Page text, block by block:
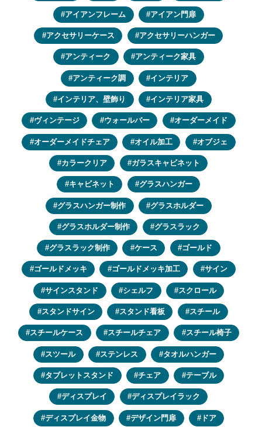
アイアンフレーム アイアン門扉
アクセサリーケース アクセサリーハンガー
アンティーク アンティーク家具
アンティーク調 インテリア
インテリア、壁飾り インテリア家具
ヴィンテージ ウォールバー オーダーメイド
オーダーメイドチェア オイル加工 オブジェ
カラークリア ガラスキャビネット
キャビネット グラスハンガー
グラスハンガー制作 グラスホルダー
グラスホルダー制作 グラスラック
グラスラック制作 ケース ゴールド
ゴールドメッキ ゴールドメッキ加工 サイン
サインスタンド シェルフ スクロール
スタンドサイン スタンド看板 スチール
スチールケース スチールチェア スチール椅子
スツール ステンレス タオルハンガー
タブレットスタンド チェア テーブル
ディスプレイ ディスプレイラック
ディスプレイ金物 デザイン門扉 ドア